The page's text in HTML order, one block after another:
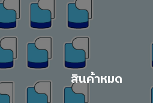
สินค้าหมด